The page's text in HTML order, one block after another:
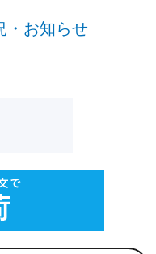
・お知らせ